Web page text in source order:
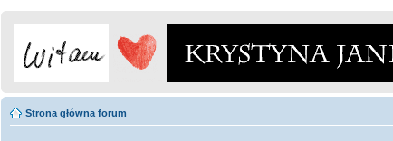
Strona główna forum